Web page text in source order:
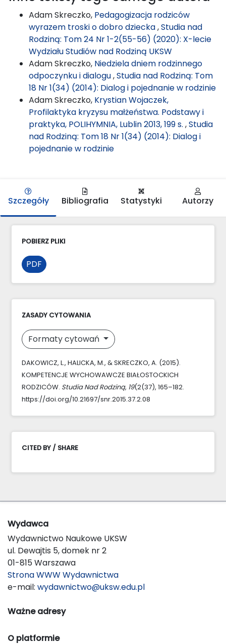
Adam Skreczko, Pedagogizacja rodziców
wyrazem troski o dobro dziecka,Studia nad
Rodziną: Tom 24 Nr 1-2(55-56) (2020): X-lecie
Wydziału Studiów nad Rodziną UKSW
Adam Skreczko, Niedziela dniem rodzinnego
odpoczynku i dialogu,Studia nad Rodziną: Tom
18 Nr 1(34) (2014): Dialog i pojednanie w rodzinie
Adam Skreczko, Krystian Wojaczek,
Profilaktyka kryzysu małżeństwa. Podstawy i
praktyka, POLIHYMNIA, Lublin 2013, 199 s. ,Studia
nad Rodziną: Tom 18 Nr 1(34) (2014): Dialog i
pojednanie w rodzinie
Szczegóły Bibliografia Statystyki Autorzy
POBIERZ PLIKI
PDF
ZASADY CYTOWANIA
Formaty cytowań
DAKOWICZ, L., HALICKA, M., & SKRECZKO, A. (2015).
KOMPETENCJE WYCHOWAWCZE BIAŁOSTOCKICH
RODZICÓW. Studia Nad Rodziną, 19(2(37), 165–182.
https://doi.org/10.21697/snr.2015.37.2.08
CITED BY / SHARE
Wydawca
Wydawnictwo Naukowe UKSW
ul. Dewajtis 5, domek nr 2
01-815 Warszawa
Strona WWW Wydawnictwa
e-mail: wydawnictwo@uksw.edu.pl
Ważne adresy
O platformie